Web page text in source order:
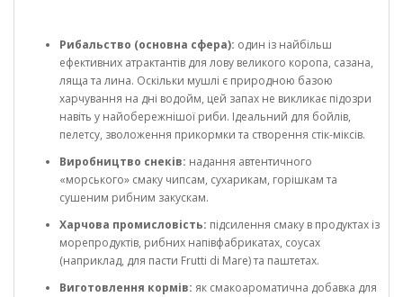
Рибальство (основна сфера): один із найбільш
ефективних атрактантів для лову великого коропа, сазана,
ляща та лина. Оскільки мушлі є природною базою
харчування на дні водойм, цей запах не викликає підозри
навіть у найобережнішої риби. Ідеальний для бойлів,
пелетсу, зволоження прикормки та створення стік-міксів.
Виробництво снеків: надання автентичного
«морського» смаку чипсам, сухарикам, горішкам та
сушеним рибним закускам.
Харчова промисловість: підсилення смаку в продуктах із
морепродуктів, рибних напівфабрикатах, соусах
(наприклад, для пасти Frutti di Mare) та паштетах.
Виготовлення кормів: як смакоароматична добавка для